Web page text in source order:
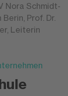
Nora Schmidt-
Prof. Dr.
Leiterin